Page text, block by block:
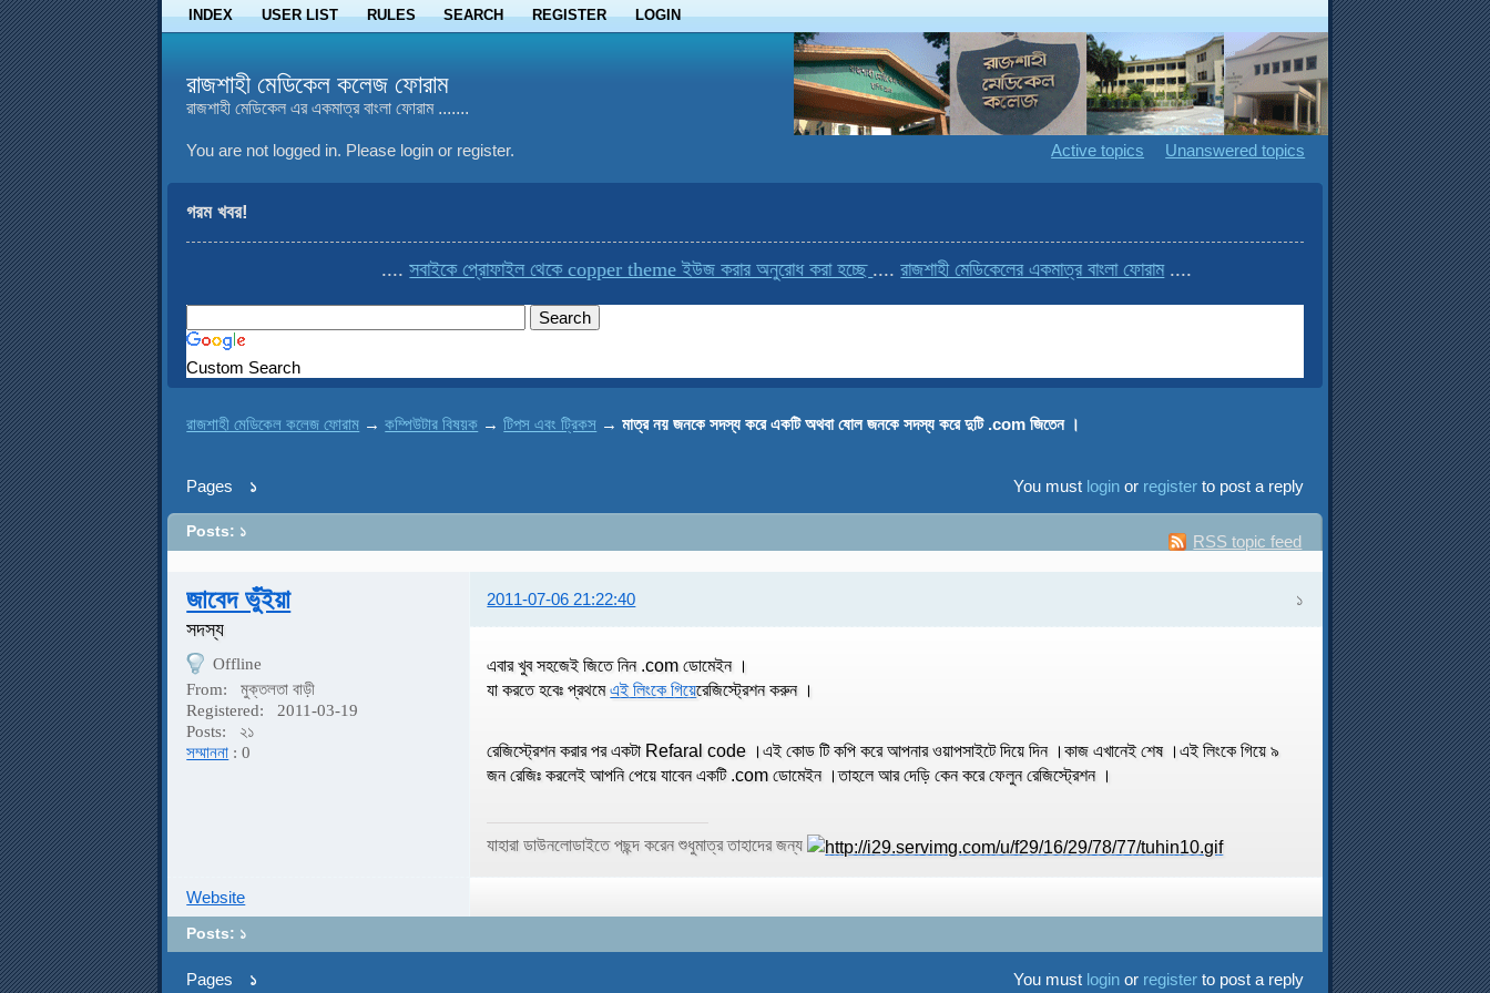
INDEX USER LIST RULES SEARCH REGISTER LOGIN
রাজশাহী মেডিকেল কলেজ ফোরাম
রাজশাহী মেডিকেল এর একমাত্র বাংলা ফোরাম .......
You are not logged in. Please login or register. Active topics Unanswered topics
গরম খবর!
....সবাইকে প্রোফাইল থেকে copper theme ইউজ করার অনুরোধ করা হচ্ছে....রাজশাহী মেডিকেলের একমাত্র বাংলা ফোরাম....
Custom Search
রাজশাহী মেডিকেল কলেজ ফোরাম →কম্পিউটার বিষয়ক →টিপস এবং ট্রিকস →মাত্র নয় জনকে সদস্য করে একটি অথবা ষোল জনকে সদস্য করে দুটি .com জিতেন ।
Pages ১ You must loginor registerto post a reply
RSS topic feed
Posts: ১
১
জাবেদ ভুঁইয়া 2011-07-06 21:22:40
সদস্য
Offline
From:
মুক্তলতা বাড়ী
Registered:
2011-03-19
Posts:
২১
সম্মাননা : 0
এবার খুব সহজেই জিতে নিন .com ডোমেইন ।
যা করতে হবেঃ প্রথমেএই লিংকে গিয়েরেজিস্ট্রেশন করুন ।
রেজিস্ট্রেশন করার পর একটা Refaral code ।এই কোড টি কপি করে আপনার ওয়াপসাইটে দিয়ে দিন ।কাজ এখানেই শেষ ।এই লিংকে গিয়ে ৯
জন রেজিঃ করলেই আপনি পেয়ে যাবেন একটি .com ডোমেইন ।তাহলে আর দেড়ি কেন করে ফেলুন রেজিস্ট্রেশন ।
যাহারা ডাউনলোডাইতে পছন্দ করেন শুধুমাত্র তাহাদের জন্য
Website
Posts: ১
Pages ১ You must loginor registerto post a reply